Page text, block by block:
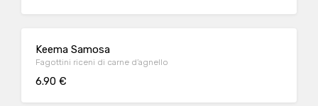
Keema Samosa
Fagottini riceni di carne d’agnello
6.90 €